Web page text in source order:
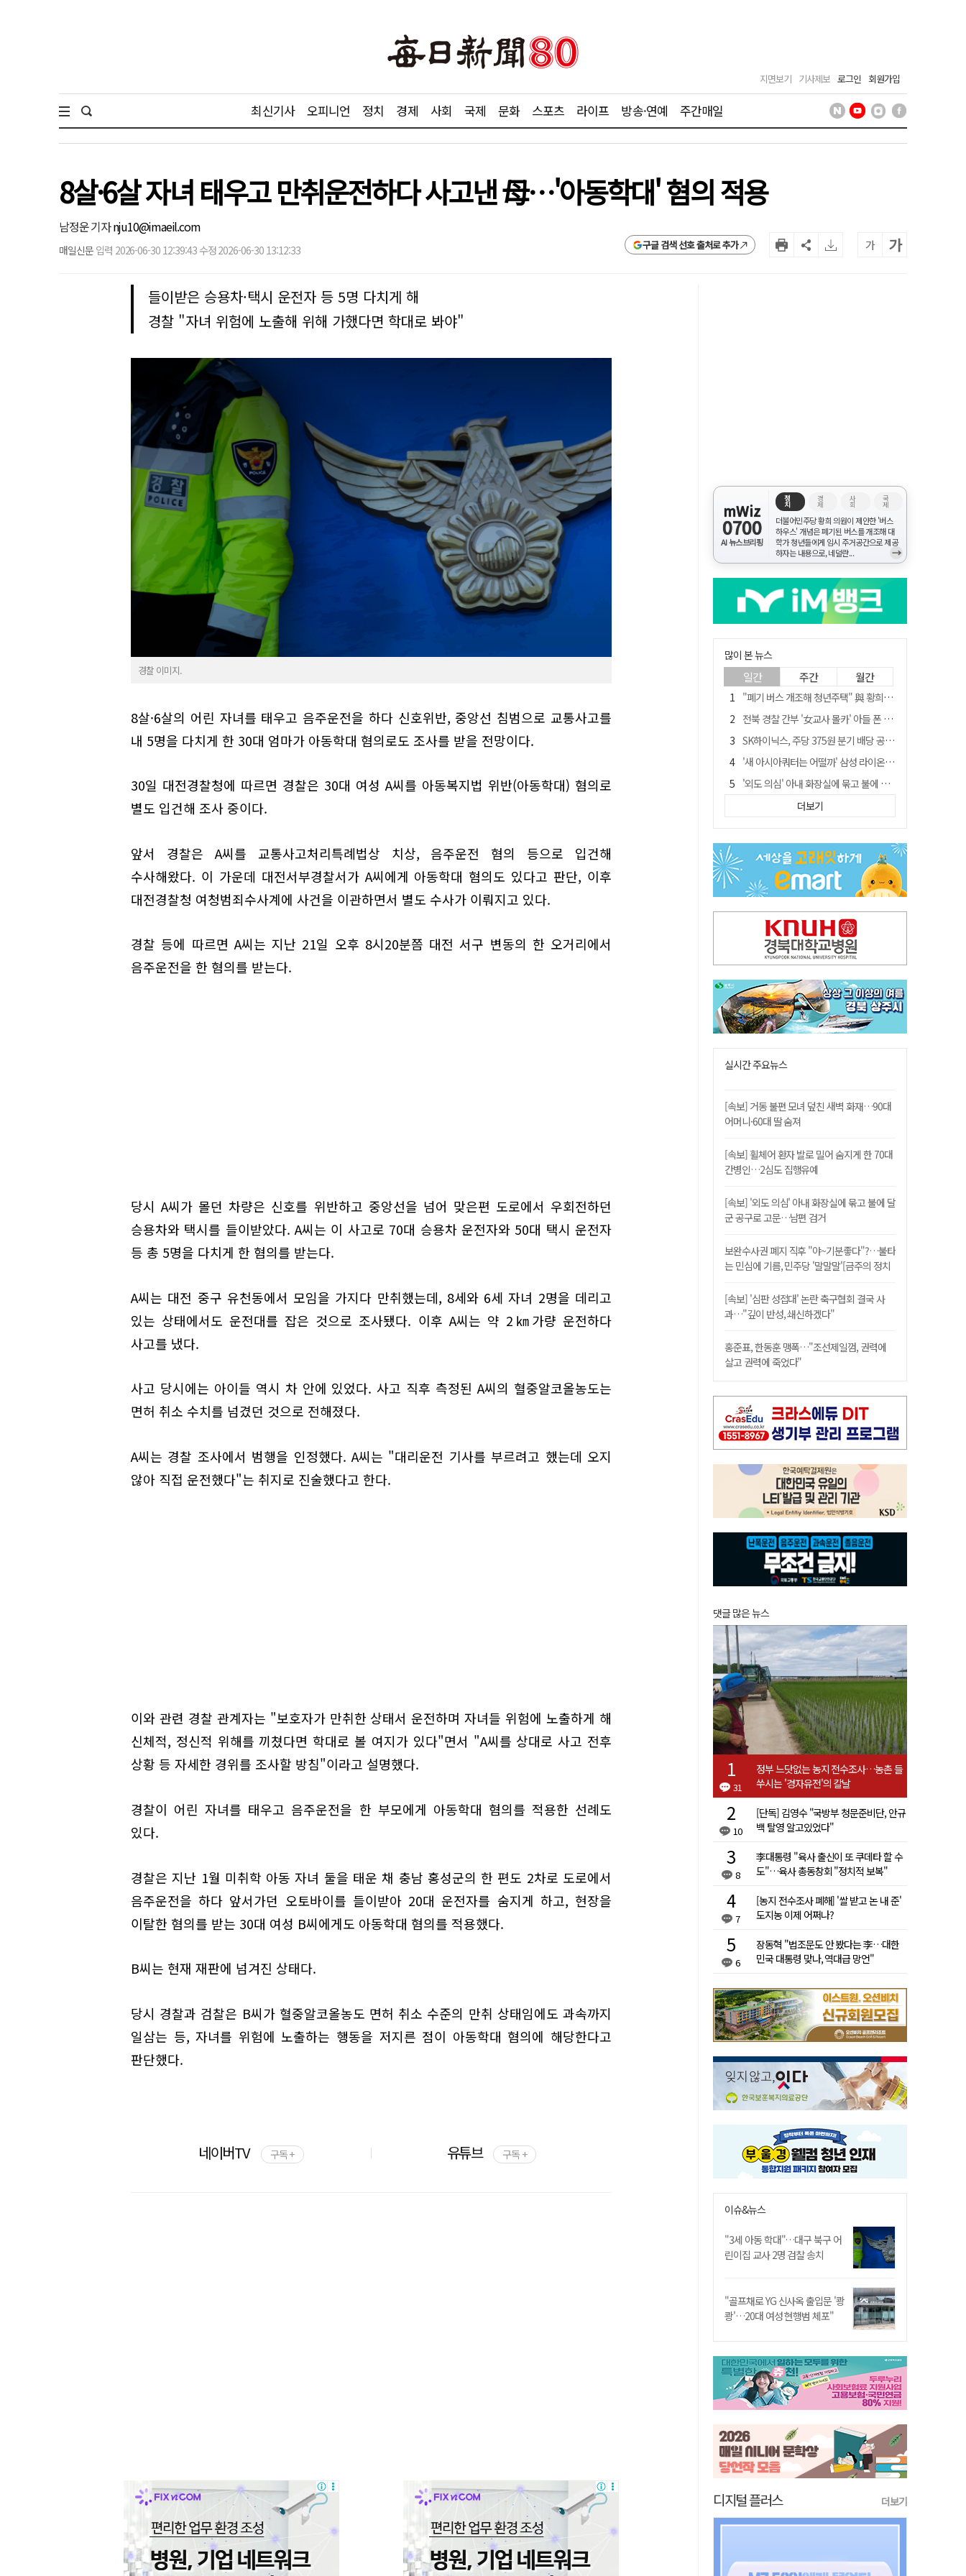
지면보기 기사제보 로그인 회원가입
최신기사 오피니언 정치 경제 사회 국제 문화 스포츠 라이프 방송·연예 주간매일
8살·6살 자녀 태우고 만취운전하다 사고낸 母…'아동학대' 혐의 적용
남정운 기자nju10@imaeil.com
매일신문 입력 2026-06-30 12:39:43 수정 2026-06-30 13:12:33 구글 검색 선호 출처로 추가 가 가
들이받은 승용차·택시 운전자 등 5명 다치게 해
경찰 "자녀 위험에 노출해 위해 가했다면 학대로 봐야"
경찰 이미지.
8살·6살의 어린 자녀를 태우고 음주운전을 하다 신호위반, 중앙선 침범으로 교통사고를
내 5명을 다치게 한 30대 엄마가 아동학대 혐의로도 조사를 받을 전망이다.
30일 대전경찰청에 따르면 경찰은 30대 여성 A씨를 아동복지법 위반(아동학대) 혐의로
별도 입건해 조사 중이다.
앞서 경찰은 A씨를 교통사고처리특례법상 치상, 음주운전 혐의 등으로 입건해
수사해왔다. 이 가운데 대전서부경찰서가 A씨에게 아동학대 혐의도 있다고 판단, 이후
대전경찰청 여청범죄수사계에 사건을 이관하면서 별도 수사가 이뤄지고 있다.
경찰 등에 따르면 A씨는 지난 21일 오후 8시20분쯤 대전 서구 변동의 한 오거리에서
음주운전을 한 혐의를 받는다.
당시 A씨가 몰던 차량은 신호를 위반하고 중앙선을 넘어 맞은편 도로에서 우회전하던
승용차와 택시를 들이받았다. A씨는 이 사고로 70대 승용차 운전자와 50대 택시 운전자
등 총 5명을 다치게 한 혐의를 받는다.
A씨는 대전 중구 유천동에서 모임을 가지다 만취했는데, 8세와 6세 자녀 2명을 데리고
있는 상태에서도 운전대를 잡은 것으로 조사됐다. 이후 A씨는 약 2㎞가량 운전하다
사고를 냈다.
사고 당시에는 아이들 역시 차 안에 있었다. 사고 직후 측정된 A씨의 혈중알코올농도는
면허 취소 수치를 넘겼던 것으로 전해졌다.
A씨는 경찰 조사에서 범행을 인정했다. A씨는 "대리운전 기사를 부르려고 했는데 오지
않아 직접 운전했다"는 취지로 진술했다고 한다.
이와 관련 경찰 관계자는 "보호자가 만취한 상태서 운전하며 자녀들 위험에 노출하게 해
신체적, 정신적 위해를 끼쳤다면 학대로 볼 여지가 있다"면서 "A씨를 상대로 사고 전후
상황 등 자세한 경위를 조사할 방침"이라고 설명했다.
경찰이 어린 자녀를 태우고 음주운전을 한 부모에게 아동학대 혐의를 적용한 선례도
있다.
경찰은 지난 1월 미취학 아동 자녀 둘을 태운 채 충남 홍성군의 한 편도 2차로 도로에서
음주운전을 하다 앞서가던 오토바이를 들이받아 20대 운전자를 숨지게 하고, 현장을
이탈한 혐의를 받는 30대 여성 B씨에게도 아동학대 혐의를 적용했다.
B씨는 현재 재판에 넘겨진 상태다.
당시 경찰과 검찰은 B씨가 혈중알코올농도 면허 취소 수준의 만취 상태임에도 과속까지
일삼는 등, 자녀를 위험에 노출하는 행동을 저지른 점이 아동학대 혐의에 해당한다고
판단했다.
네이버TV 구독 + 유튜브 구독 +
mWiz
0700
AI 뉴스브리핑
정
치
경
제
사
회
국
제
더불어민주당 황희 의원이 제안한 '버스
하우스' 개념은 폐기된 버스를 개조해 대
학가 청년들에게 임시 주거공간으로 제공
하자는 내용으로, 네덜란...
→
많이 본 뉴스
일간 주간 월간
"폐기 버스 개조해 청년주택" 與 황희…'딸 학비는 年 4200만원'
전북 경찰 간부 '女교사 몰카' 아들 폰 부수고…"처벌 못하는 사안" 내부망에 글
SK하이닉스, 주당 375원 분기 배당 공시…"3분기 중 주주환원 방안 확정"
'새 아시아쿼터는 어떨까' 삼성 라이온즈, 새 얼굴 투수 미야모리 영입
'외도 의심' 아내 화장실에 묶고 불에 달군 공구로 고문…남편 검거
박권현 청도군수, '햇빛 연금 사업' 공약 시동걸어
경찰, 9월 초부터 상피제 전격 실시…가족 사건 수사 못해
"3세 아동 학대"…대구 북구 국공립어린이집 교사 2명 검찰 송치
봉화서 주택 에어컨 실외기에서 시작된 불… 주택 화재로 번져
더보기
실시간 주요뉴스
[속보] 거동 불편 모녀 덮친 새벽 화재…90대
어머니·60대 딸 숨져
[속보] 휠체어 환자 발로 밀어 숨지게 한 70대
간병인…2심도 집행유예
[속보] '외도 의심' 아내 화장실에 묶고 불에 달
군 공구로 고문…남편 검거
보완수사권 폐지 직후 "야~기분좋다"?…불타
는 민심에 기름, 민주당 '말말말'[금주의 정치
[속보] '심판 성접대' 논란 축구협회 결국 사
과…"깊이 반성, 쇄신하겠다"
홍준표, 한동훈 맹폭…"조선제일껌, 권력에
살고 권력에 죽었다"
댓글 많은 뉴스
31
정부 느닷없는 농지 전수조사…농촌 들
쑤시는 '경자유전'의 칼날
10
[단독] 김영수 "국방부 청문준비단, 안규
백 탈영 알고있었다"
8
李대통령 "육사 출신이 또 쿠데타 할 수
도"…육사 총동창회 "정치적 보복"
7
[농지 전수조사 폐해] '쌀 받고 논 내 준'
도지농 이제 어쩌나?
6
장동혁 "법조문도 안 봤다는 李…대한
민국 대통령 맞나, 역대급 망언"
이슈&뉴스
"3세 아동 학대"…대구 북구 어
린이집 교사 2명 검찰 송치
"골프채로 YG 신사옥 출입문 '쾅
쾅'…20대 여성 현행범 체포"
디지털 플러스 더보기